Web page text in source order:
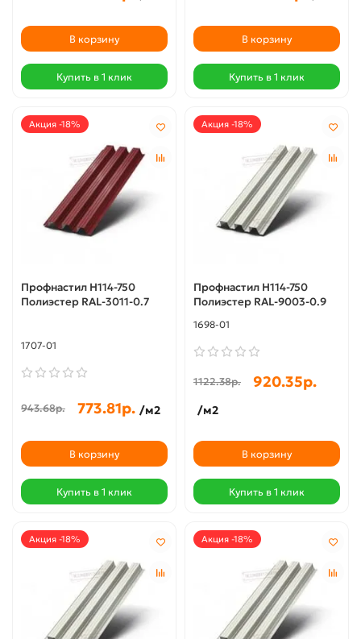
В корзину
Купить в 1 клик
В корзину
Купить в 1 клик
Акция -18%
Профнастил Н114-750
Полиэстер RAL-3011-0.7
1707-01
943.68р. 773.81р. /м2
В корзину
Купить в 1 клик
Акция -18%
Профнастил Н114-750
Полиэстер RAL-9003-0.9
1698-01
1122.38р. 920.35р.
/м2
В корзину
Купить в 1 клик
Акция -18% Акция -18%